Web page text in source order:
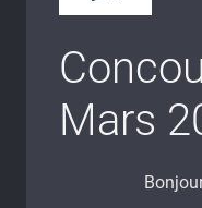
Mars